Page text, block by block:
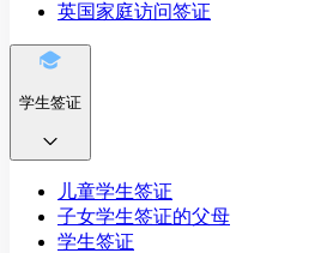
英国家庭访问签证
学生签证
儿童学生签证
子女学生签证的父母
学生签证